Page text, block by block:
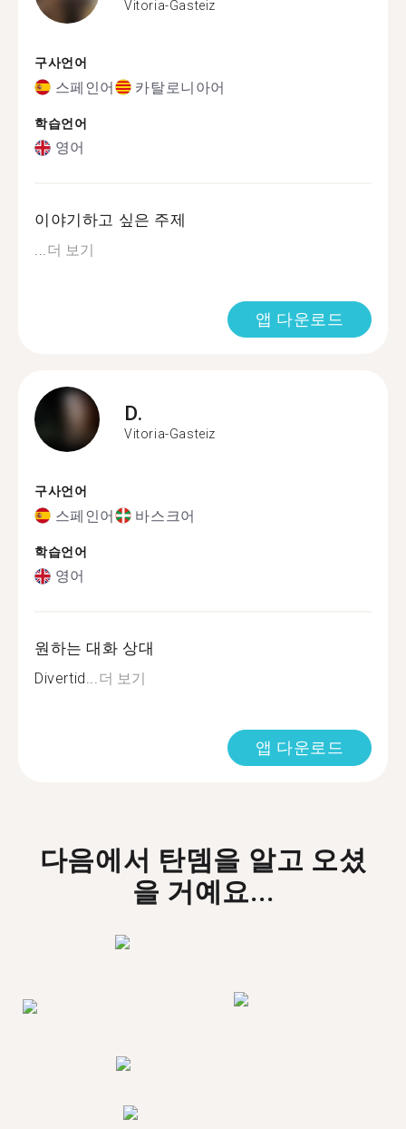
Vitoria-Gasteiz
구사언어
스페인어 카탈로니아어
학습언어
영어
이야기하고 싶은 주제
...더 보기
앱 다운로드
D.
Vitoria-Gasteiz
구사언어
스페인어 바스크어
학습언어
영어
원하는 대화 상대
Divertid...더 보기
앱 다운로드
다음에서 탄뎀을 알고 오셨
을 거예요...